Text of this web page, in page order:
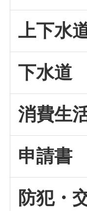
上下水
下水道
消費生
申請書
防犯・